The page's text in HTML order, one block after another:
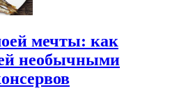
мечты: как
необычными